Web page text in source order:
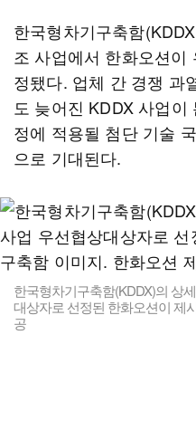
한국형차기구축함
조 사업에서 한화오션이
정됐다. 업체 간 경쟁 과
도 늦어진 KDDX 사업
정에 적용될 첨단 기술
으로 기대된다.
한국형차기구축함(KDDX)의 상
대상자로 선정된 한화오션이 제
공